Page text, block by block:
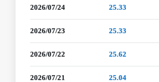
2026/07/24 25.33
2026/07/23 25.33
2026/07/22 25.62
2026/07/21 25.04